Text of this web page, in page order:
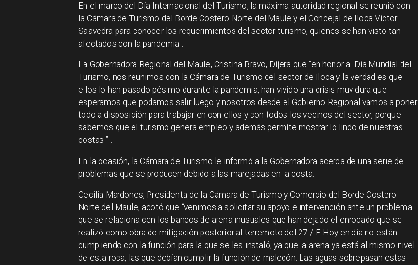
En el marco del Día Internacional del Turismo, la máxima autoridad regional se reunió con
la Cámara de Turismo del Borde Costero Norte del Maule y el Concejal de Iloca Víctor
Saavedra para conocer los requerimientos del sector turismo, quienes se han visto tan
afectados con la pandemia .
La Gobernadora Regional del Maule, Cristina Bravo, Dijera que “en honor al Día Mundial del
Turismo, nos reunimos con la Cámara de Turismo del sector de Iloca y la verdad es que
ellos lo han pasado pésimo durante la pandemia, han vivido una crisis muy dura que
esperamos que podamos salir luego y nosotros desde el Gobierno Regional vamos a poner
todo a disposición para trabajar en con ellos y con todos los vecinos del sector, porque
sabemos que el turismo genera empleo y además permite mostrar lo lindo de nuestras
costas ” .
En la ocasión, la Cámara de Turismo le informó a la Gobernadora acerca de una serie de
problemas que se producen debido a las marejadas en la costa.
Cecilia Mardones, Presidenta de la Cámara de Turismo y Comercio del Borde Costero
Norte del Maule, acotó que “venimos a solicitar su apoyo e intervención ante un problema
que se relaciona con los bancos de arena inusuales que han dejado el enrocado que se
realizó como obra de mitigación posterior al terremoto del 27 / F. Hoy en día no están
cumpliendo con la función para la que se les instaló, ya que la arena ya está al mismo nivel
de esta roca, las que debían cumplir la función de malecón. Las aguas sobrepasan estas